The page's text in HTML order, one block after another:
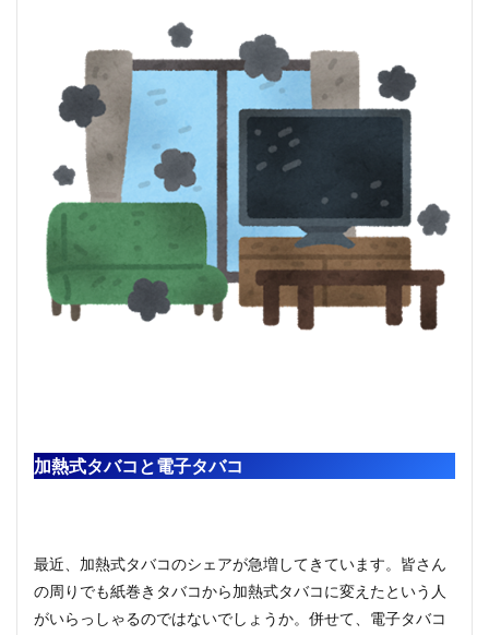
加熱式タバコと電子タバコ
最近、加熱式タバコのシェアが急増してきています。皆さん
の周りでも紙巻きタバコから加熱式タバコに変えたという人
がいらっしゃるのではないでしょうか。併せて、電子タバコ